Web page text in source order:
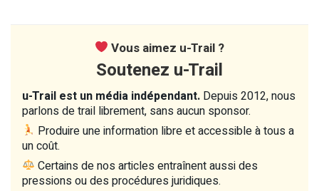
Vous aimez u-Trail ?
Soutenez u-Trail
u-Trail est un média indépendant. Depuis 2012, nous
parlons de trail librement, sans aucun sponsor.
Produire une information libre et accessible à tous a
un coût.
Certains de nos articles entraînent aussi des
pressions ou des procédures juridiques.